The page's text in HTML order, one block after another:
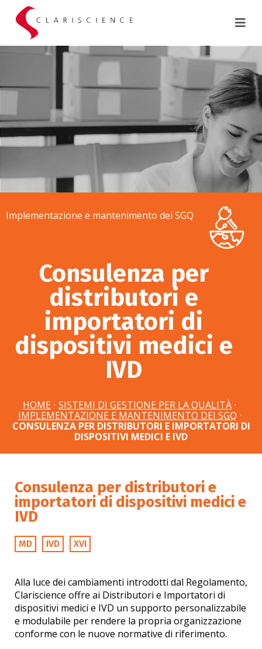
Implementazione e mantenimento dei SGQ
Consulenza per
distributori e
importatori di
dispositivi medici e
IVD
HOME · SISTEMI DI GESTIONE PER LA QUALITÀ ·
IMPLEMENTAZIONE E MANTENIMENTO DEI SGQ ·
CONSULENZA PER DISTRIBUTORI E IMPORTATORI DI
DISPOSITIVI MEDICI E IVD
Consulenza per distributori e
importatori di dispositivi medici e
IVD
MD IVD XVI
Alla luce dei cambiamenti introdotti dal Regolamento,
Clariscience offre ai Distributori e Importatori di
dispositivi medici e IVD un supporto personalizzabile
e modulabile per rendere la propria organizzazione
conforme con le nuove normative di riferimento.